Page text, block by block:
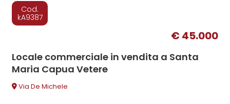
Cod.
kA9387
€ 45.000
Locale commerciale in vendita a Santa
Maria Capua Vetere
Via De Michele